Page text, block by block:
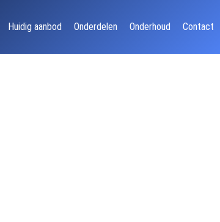
Huidig aanbod Onderdelen Onderhoud Contact